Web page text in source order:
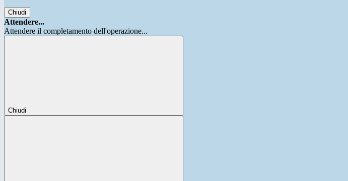
Chiudi
Attendere...
Attendere il completamento dell'operazione...
Chiudi